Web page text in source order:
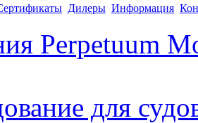
Дилеры Информация
Perpetuum
для